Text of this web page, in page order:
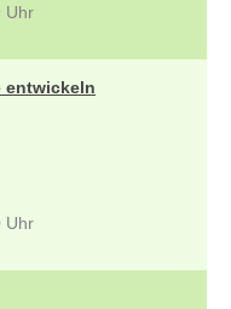
Uhr
entwickeln
Uhr